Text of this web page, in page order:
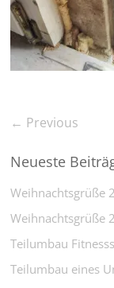
← Previous
Neueste
Weihnachtsgrüße
Weihnachtsgrüße
Teilumbau
Teilumbau eines